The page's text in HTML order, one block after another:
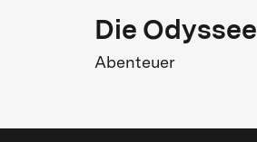
Die Odyssee
Abenteuer